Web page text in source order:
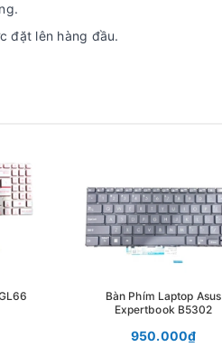
đặt lên hàng đầu.
Bàn Phím Laptop Asus
Expertbook B5302
950.000₫